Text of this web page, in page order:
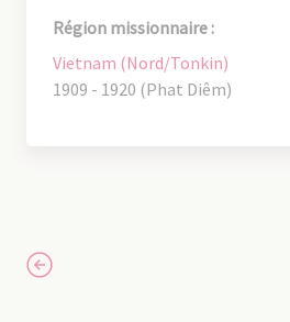
Région missionnaire :
Vietnam (Nord/Tonkin)
1909 - 1920 (Phat Diêm)